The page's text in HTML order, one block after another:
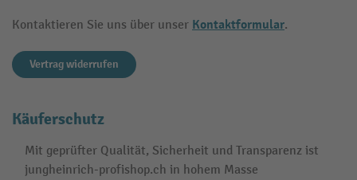
Kontaktieren Sie uns über unser Kontaktformular.
Vertrag widerrufen
Käuferschutz
Mit geprüfter Qualität, Sicherheit und Transparenz ist
jungheinrich-profishop.ch in hohem Masse